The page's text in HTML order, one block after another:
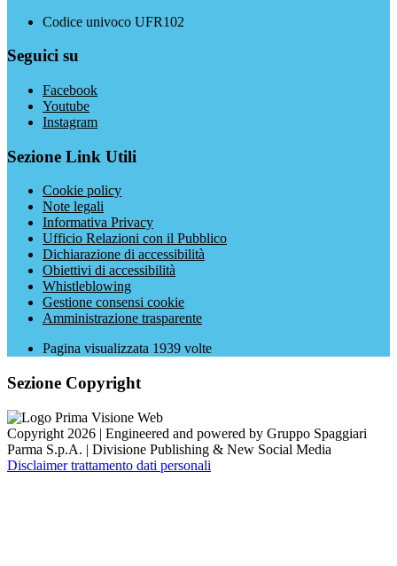
Codice univoco UFR102
Seguici su
Facebook
Youtube
Instagram
Sezione Link Utili
Cookie policy
Note legali
Informativa Privacy
Ufficio Relazioni con il Pubblico
Dichiarazione di accessibilità
Obiettivi di accessibilità
Whistleblowing
Gestione consensi cookie
Amministrazione trasparente
Pagina visualizzata 1939 volte
Sezione Copyright
Copyright 2026 | Engineered and powered by Gruppo Spaggiari
Parma S.p.A. | Divisione Publishing & New Social Media
Disclaimer trattamento dati personali